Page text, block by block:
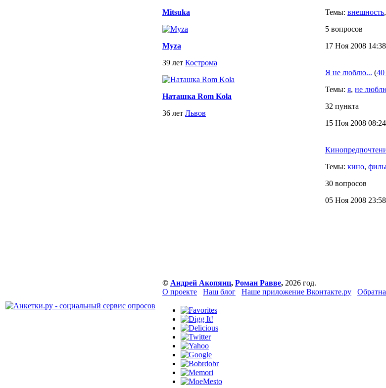
Mitsuka
Myza
39 лет Кострома
Наташка Rom Kola
36 лет Львов
Темы: внешность,
5 вопросов
17 Ноя 2008
Я не люблю... (40
Темы: я, не
32 пункта
15 Ноя 2008
Темы: кино,
30 вопросов
05 Ноя 2008
© Андрей Акопянц, Роман Равве, 2026 год.
О проекте
Наш блог Наше приложение Вконтакте.ру